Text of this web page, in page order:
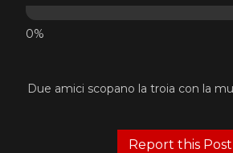
0%
Due amici scopano la troia con la